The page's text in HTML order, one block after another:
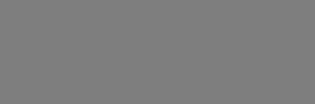
20'; 45° 30' - 19° 05'; 74° 20'- 33° 40'. Costruzione
gruppi Ottica Speciale: 2 x PMo asferico. Numero di
minima: 22 a 18 mm / 32 a 45 mm; Distanza di